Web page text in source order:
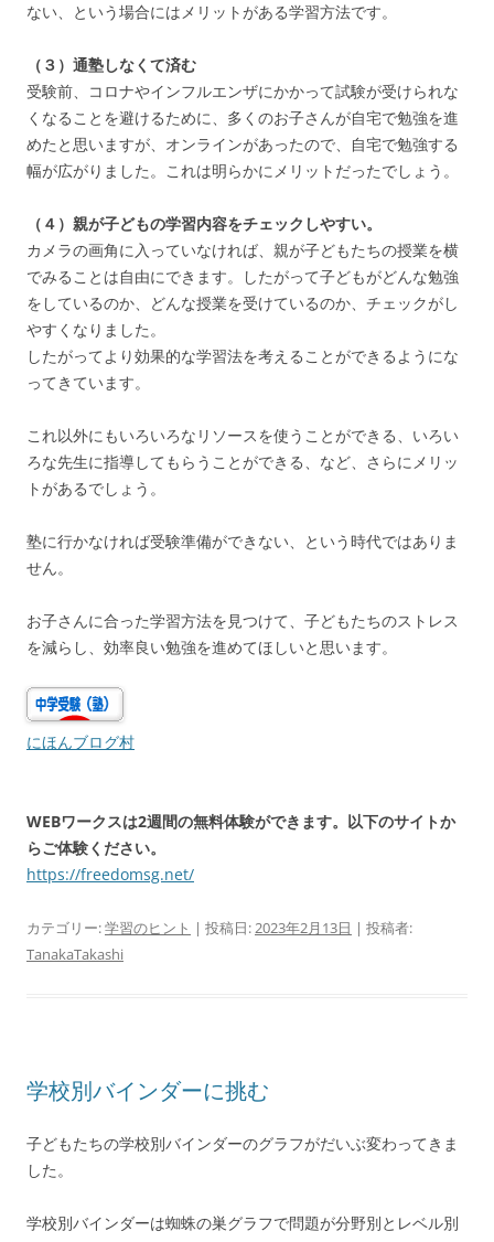
ない、という場合にはメリットがある学習方法です。
（３）通塾しなくて済む
受験前、コロナやインフルエンザにかかって試験が受けられな
くなることを避けるために、多くのお子さんが自宅で勉強を進
めたと思いますが、オンラインがあったので、自宅で勉強する
幅が広がりました。これは明らかにメリットだったでしょう。
（４）親が子どもの学習内容をチェックしやすい。
カメラの画角に入っていなければ、親が子どもたちの授業を横
でみることは自由にできます。したがって子どもがどんな勉強
をしているのか、どんな授業を受けているのか、チェックがし
やすくなりました。
したがってより効果的な学習法を考えることができるようにな
ってきています。
これ以外にもいろいろなリソースを使うことができる、いろい
ろな先生に指導してもらうことができる、など、さらにメリッ
トがあるでしょう。
塾に行かなければ受験準備ができない、という時代ではありま
せん。
お子さんに合った学習方法を見つけて、子どもたちのストレス
を減らし、効率良い勉強を進めてほしいと思います。
にほんブログ村
WEBワークスは2週間の無料体験ができます。以下のサイトか
らご体験ください。
https://freedomsg.net/
カテゴリー:学習のヒント | 投稿日:2023年2月13日 | 投稿者:
TanakaTakashi
学校別バインダーに挑む
子どもたちの学校別バインダーのグラフがだいぶ変わってきま
した。
学校別バインダーは蜘蛛の巣グラフで問題が分野別とレベル別